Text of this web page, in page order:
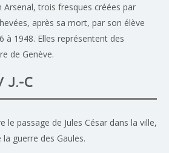
Arsenal, trois fresques créées par
après sa mort, par son élève
à 1948. Elles représentent des
de Genève.
J.-C
le passage de Jules César dans la ville,
la guerre des Gaules.